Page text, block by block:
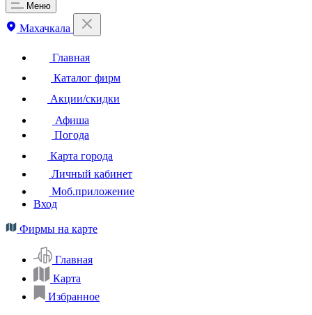
Меню
Махачкала
Главная
Каталог фирм
Акции/скидки
Афиша
Погода
Карта города
Личный кабинет
Моб.приложение
Вход
Фирмы на карте
Главная
Карта
Избранное